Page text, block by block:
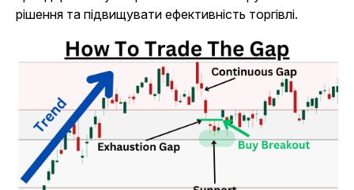
рішення та підвищувати ефективність торгівлі.